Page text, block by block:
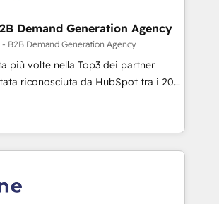
To-Market (GTM) Strategies &
Marketing 💎CMS Development &
With a 5.0⭐average
verified client reviews on the
for consistent delivery and high
and
with a proven and reliable HubSpot
Demand Generation Agency
- B2B Demand Generation Agency
più volte nella Top3 dei partner
riconosciuta da HubSpot tra i 20
EMEA per la gestione del cliente.
oltre 100 aziende nella
e ottimizzazione dei processi di
DAM è stato
canali di acquisizione dei contatti e